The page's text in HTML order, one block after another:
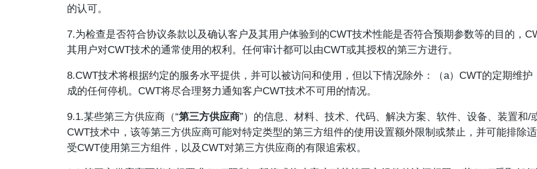
的认可。
7.为检查是否符合协议条款以及确认客户及其用户体验到的CWT技术性能是否符合预期参数等的目的，
其用户对CWT技术的通常使用的权利。任何审计都可以由CWT或其授权的第三方进行。
8.CWT技术将根据约定的服务水平提供，并可以被访问和使用，但以下情况除外：（a）CWT的定期维
成的任何停机。CWT将尽合理努力通知客户CWT技术不可用的情况。
9.1.某些第三方供应商（“第三方供应商”）的信息、材料、技术、代码、解决方案、软件、设备、装置和/
CWT技术中，该等第三方供应商可能对特定类型的第三方组件的使用设置额外限制或禁止，并可能排除
受CWT使用第三方组件，以及CWT对第三方供应商的有限追索权。